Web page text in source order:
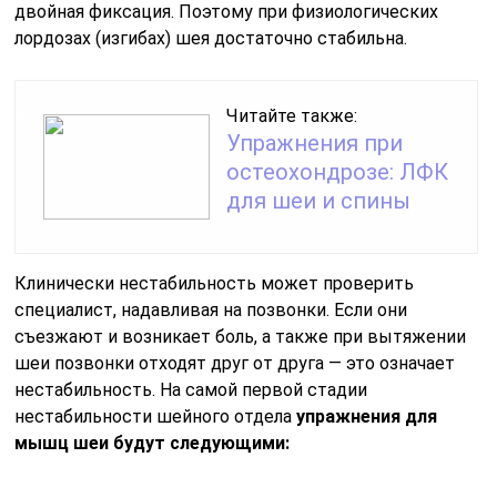
двойная фиксация. Поэтому при физиологических
лордозах (изгибах) шея достаточно стабильна.
Читайте также:
Упражнения при
остеохондрозе: ЛФК
для шеи и спины
Клинически нестабильность может проверить
специалист, надавливая на позвонки. Если они
съезжают и возникает боль, а также при вытяжении
шеи позвонки отходят друг от друга — это означает
нестабильность. На самой первой стадии
нестабильности шейного отделаупражнения для
мышц шеи будут следующими: